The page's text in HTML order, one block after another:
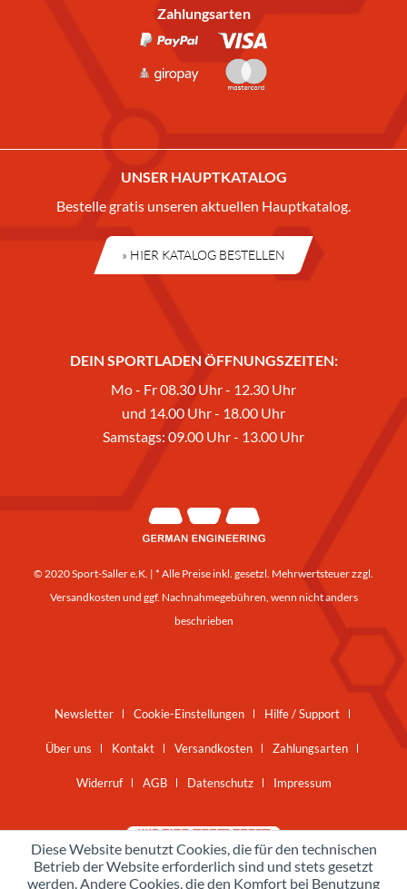
Zahlungsarten
UNSER HAUPTKATALOG
Bestelle gratis unseren aktuellen Hauptkatalog.
» HIER KATALOG BESTELLEN
DEIN SPORTLADEN ÖFFNUNGSZEITEN:
Mo - Fr 08.30 Uhr - 12.30 Uhr
und 14.00 Uhr - 18.00 Uhr
Samstags: 09.00 Uhr - 13.00 Uhr
© 2020 Sport-Saller e.K. | * Alle Preise inkl. gesetzl. Mehrwertsteuer zzgl.
Versandkosten und ggf. Nachnahmegebühren, wenn nicht anders
beschrieben
Newsletter Cookie-Einstellungen Hilfe / Support
Über uns Kontakt Versandkosten Zahlungsarten
Widerruf AGB Datenschutz Impressum
Diese Website benutzt Cookies, die für den technischen
Betrieb der Website erforderlich sind und stets gesetzt
werden. Andere Cookies, die den Komfort bei Benutzung